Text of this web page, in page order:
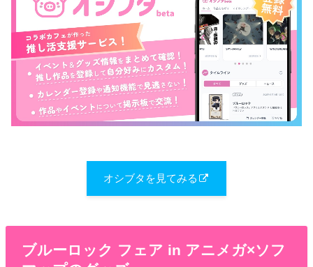
オシブタを見てみる
ブルーロック フェア in アニメガ×ソフ